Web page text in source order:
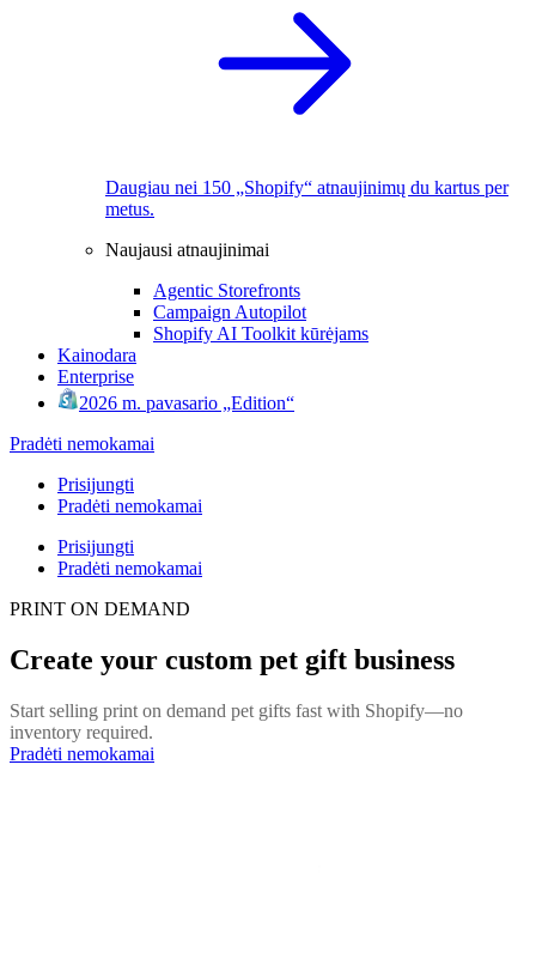
Daugiau nei 150 „Shopify“ atnaujinimų du kartus per
metus.
Naujausi atnaujinimai
Agentic Storefronts
Campaign Autopilot
Shopify AI Toolkit kūrėjams
Kainodara
Enterprise
2026 m. pavasario „Edition“
Pradėti nemokamai
Prisijungti
Pradėti nemokamai
Prisijungti
Pradėti nemokamai
PRINT ON DEMAND
Create your custom pet gift business
Start selling print on demand pet gifts fast with Shopify—no
inventory required.
Pradėti nemokamai